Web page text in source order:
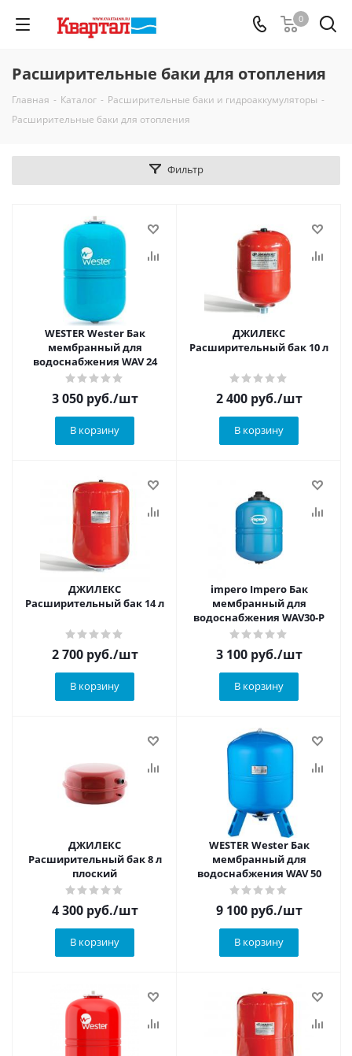
0
Расширительные баки для отопления
Главная - Каталог - Расширительные баки и гидроаккумуляторы -
Расширительные баки для отопления
Фильтр
WESTER Wester Бак
мембранный для
водоснабжения WAV 24
3 050руб./шт
В корзину
ДЖИЛЕКС
Расширительный бак 10 л
2 400руб./шт
В корзину
ДЖИЛЕКС
Расширительный бак 14 л
2 700руб./шт
В корзину
impero Impero Бак
мембранный для
водоснабжения WAV30-P
3 100руб./шт
В корзину
ДЖИЛЕКС
Расширительный бак 8 л
плоский
4 300руб./шт
В корзину
WESTER Wester Бак
мембранный для
водоснабжения WAV 50
9 100руб./шт
В корзину